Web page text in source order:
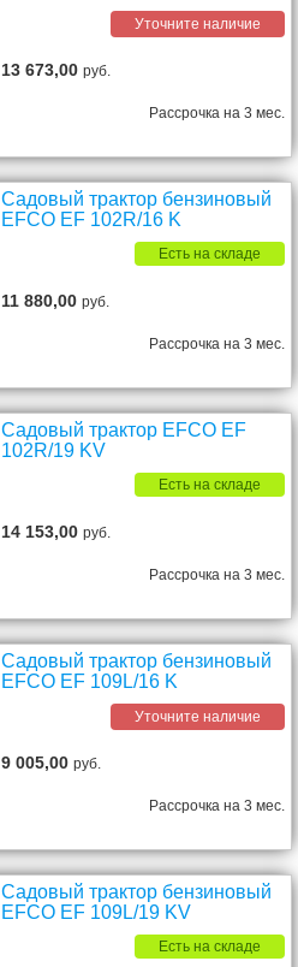
Уточните наличие
13 673,00руб.
Рассрочка на 3 мес.
Садовый трактор бензиновый
EFCO EF 102R/16 K
Есть на складе
11 880,00руб.
Рассрочка на 3 мес.
Садовый трактор EFCO EF
102R/19 KV
Есть на складе
14 153,00руб.
Рассрочка на 3 мес.
Садовый трактор бензиновый
EFCO EF 109L/16 K
Уточните наличие
9 005,00руб.
Рассрочка на 3 мес.
Садовый трактор бензиновый
EFCO EF 109L/19 KV
Есть на складе